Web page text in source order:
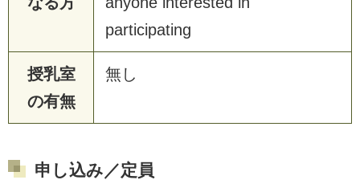
participating
授乳室
の有無
無し
申し込み／定員